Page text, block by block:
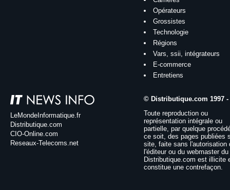
Opérateurs
Grossistes
Technologie
Régions
Vars, ssii, intégrateurs
E-commerce
Entretiens
LeMondeInformatique.fr
Distributique.com
CIO-Online.com
Reseaux-Telecoms.net
© Distributique.com 1997 -
Toute reproduction ou
représentation intégrale ou
partielle, par quelque
ce soit, des pages publiées
site, faite sans l'autorisation
l'éditeur ou du webmaster
Distributique.com est illicite
constitue une contrefaçon.